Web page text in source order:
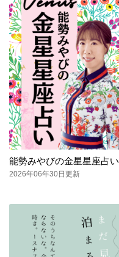
能勢みやびの金星星座占い
2026年06年30日更新